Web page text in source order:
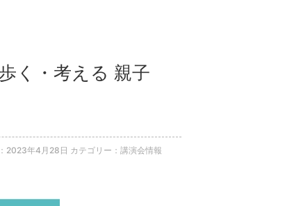
く・考える 親子
2023年4月28日 カテゴリー：講演会情報